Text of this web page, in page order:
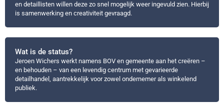
en detaillisten willen deze zo snel mogelijk weer ingevuld zien. Hierbij
is samenwerking en creativiteit gevraagd.
Wat is de status?
Jeroen Wichers werkt namens BOV en gemeente aan het creëren –
en behouden – van een levendig centrum met gevarieerde
detailhandel, aantrekkelijk voor zowel ondernemer als winkelend
publiek.